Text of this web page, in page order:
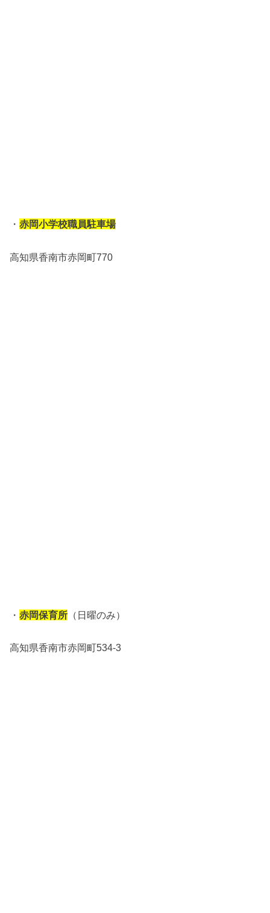
・赤岡小学校職員駐車場
高知県香南市赤岡町770
・赤岡保育所 （日曜のみ）
高知県香南市赤岡町534-3